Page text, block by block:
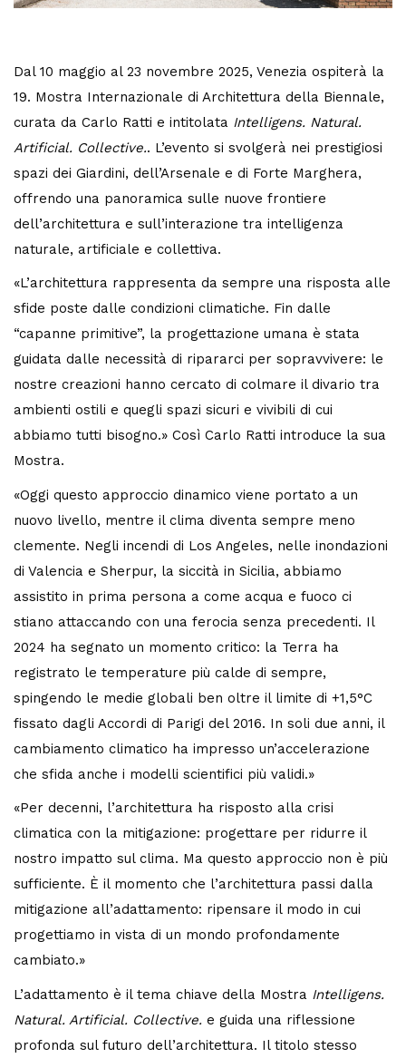
Dal 10 maggio al 23 novembre 2025, Venezia ospiterà la
19. Mostra Internazionale di Architettura della Biennale,
curata da Carlo Ratti e intitolata Intelligens. Natural.
Artificial. Collective.. L’evento si svolgerà nei prestigiosi
spazi dei Giardini, dell’Arsenale e di Forte Marghera,
offrendo una panoramica sulle nuove frontiere
dell’architettura e sull’interazione tra intelligenza
naturale, artificiale e collettiva.
«L’architettura rappresenta da sempre una risposta alle
sfide poste dalle condizioni climatiche. Fin dalle
“capanne primitive”, la progettazione umana è stata
guidata dalle necessità di ripararci per sopravvivere: le
nostre creazioni hanno cercato di colmare il divario tra
ambienti ostili e quegli spazi sicuri e vivibili di cui
abbiamo tutti bisogno.» Così Carlo Ratti introduce la sua
Mostra.
«Oggi questo approccio dinamico viene portato a un
nuovo livello, mentre il clima diventa sempre meno
clemente. Negli incendi di Los Angeles, nelle inondazioni
di Valencia e Sherpur, la siccità in Sicilia, abbiamo
assistito in prima persona a come acqua e fuoco ci
stiano attaccando con una ferocia senza precedenti. Il
2024 ha segnato un momento critico: la Terra ha
registrato le temperature più calde di sempre,
spingendo le medie globali ben oltre il limite di +1,5°C
fissato dagli Accordi di Parigi del 2016. In soli due anni, il
cambiamento climatico ha impresso un’accelerazione
che sfida anche i modelli scientifici più validi.»
«Per decenni, l’architettura ha risposto alla crisi
climatica con la mitigazione: progettare per ridurre il
nostro impatto sul clima. Ma questo approccio non è più
sufficiente. È il momento che l’architettura passi dalla
mitigazione all’adattamento: ripensare il modo in cui
progettiamo in vista di un mondo profondamente
cambiato.»
L’adattamento è il tema chiave della Mostra Intelligens.
Natural. Artificial. Collective. e guida una riflessione
profonda sul futuro dell’architettura. Il titolo stesso